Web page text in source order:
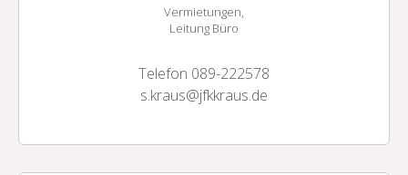
Vermietungen,
Leitung Büro
Telefon 089-222578
s.kraus@jfkkraus.de